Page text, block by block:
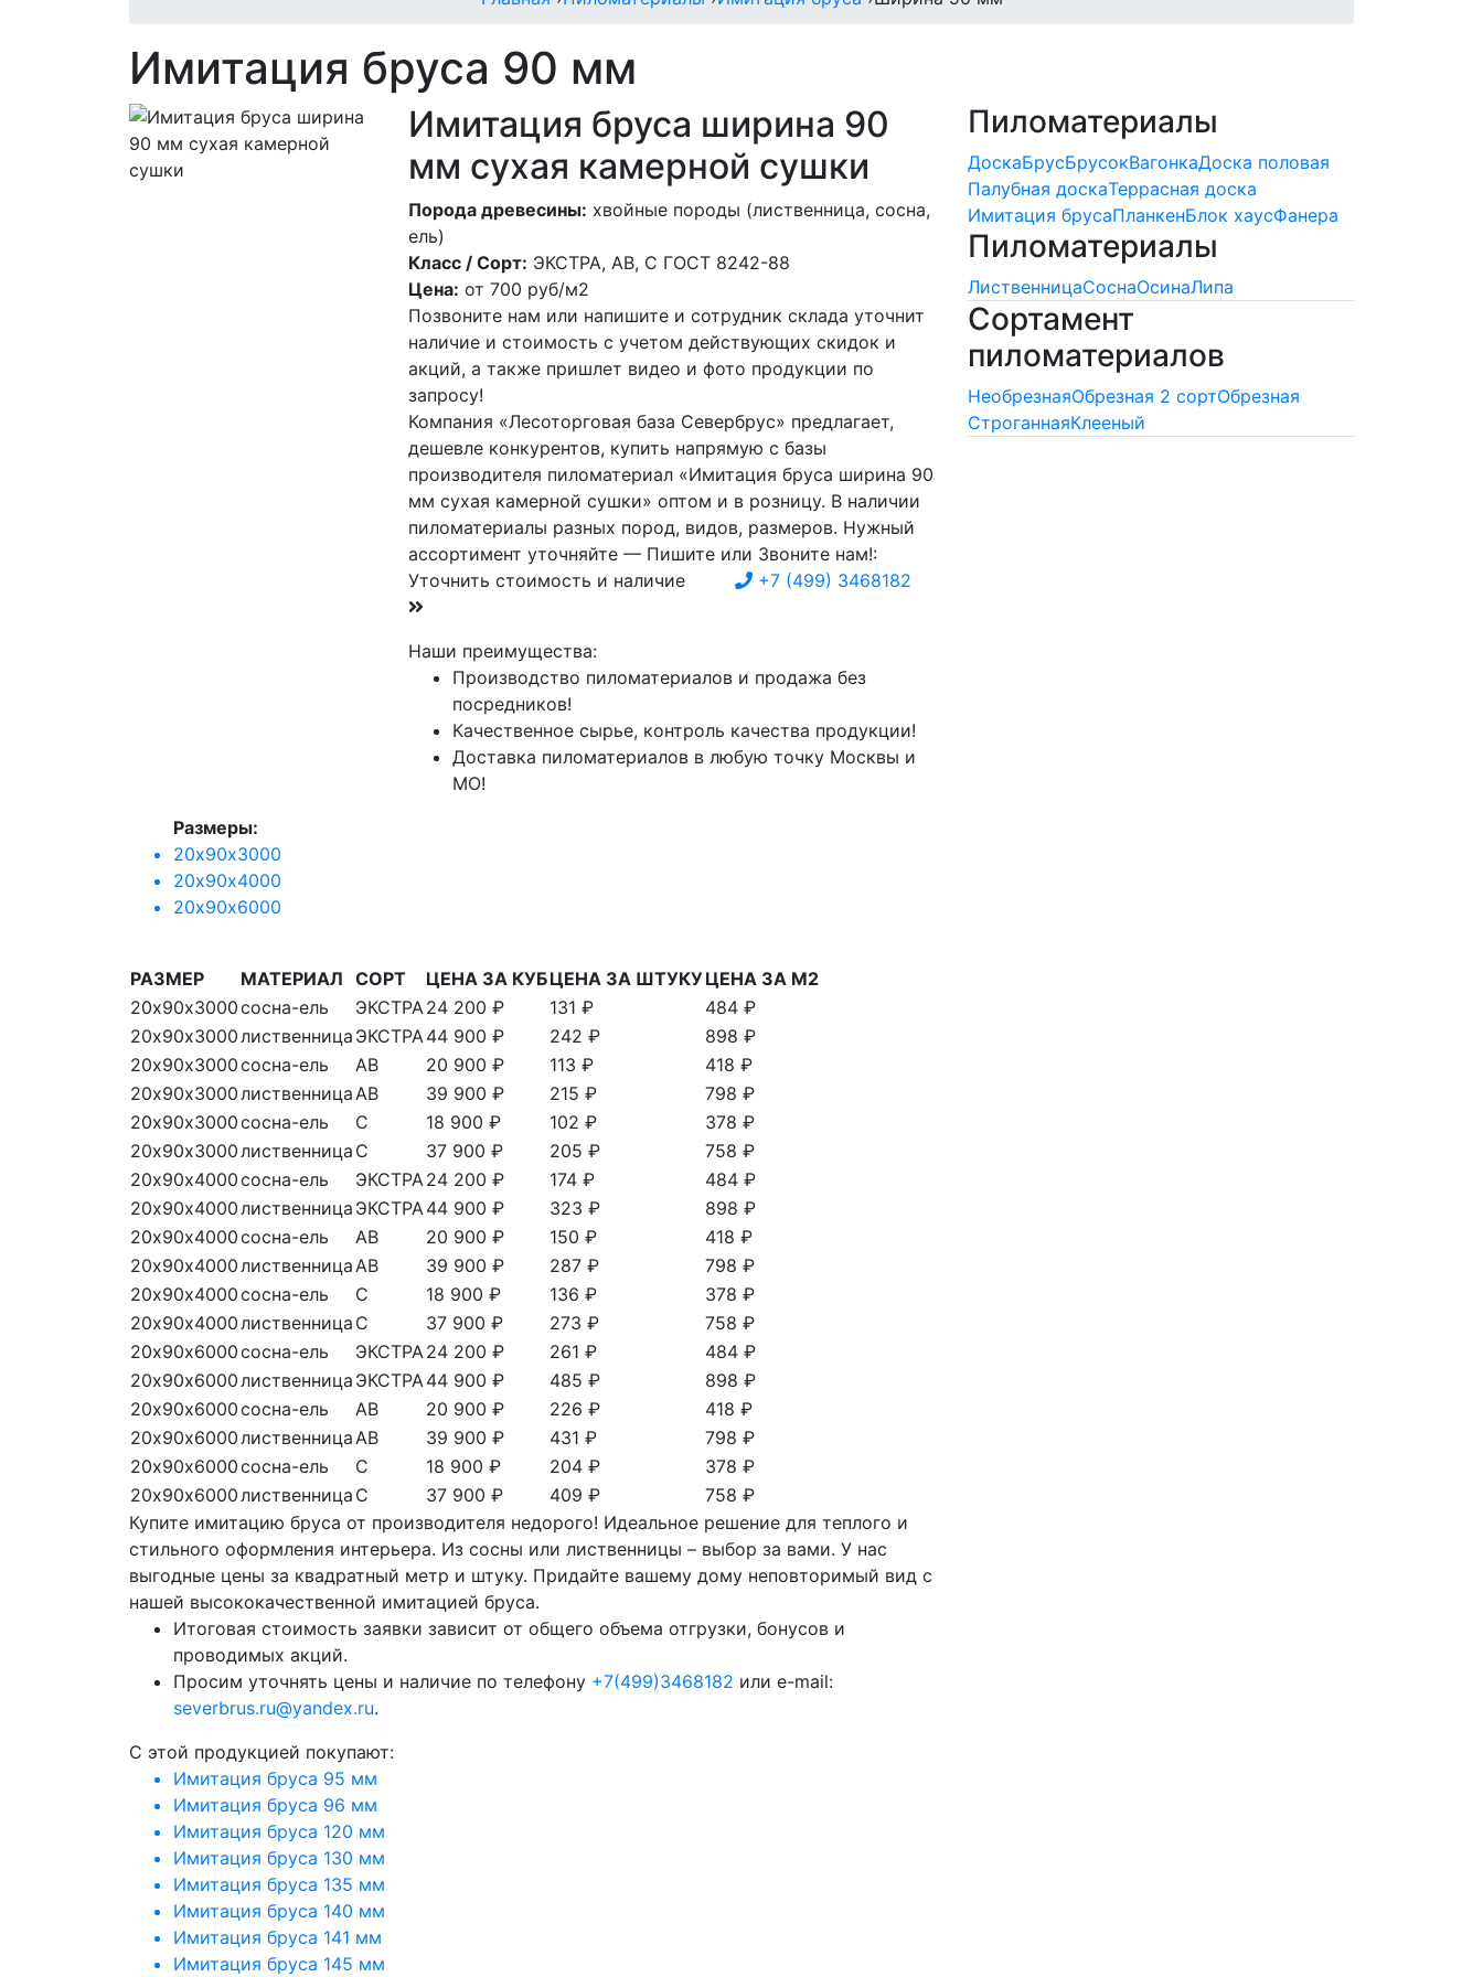
Имитация бруса 90 мм
Имитация бруса ширина 90
мм сухая камерной сушки
Порода древесины: хвойные породы (лиственница, сосна,
ель)
Класс / Сорт: ЭКСТРА, АВ, С ГОСТ 8242-88
Цена: от700 руб/м2
Позвоните нам или напишите и сотрудник склада уточнит
наличие и стоимость с учетом действующих скидок и
акций, а также пришлет видео и фото продукции по
запросу!
Компания «Лесоторговая база Севербрус» предлагает,
дешевле конкурентов, купить напрямую с базы
производителя пиломатериал «Имитация бруса ширина 90
мм сухая камерной сушки» оптом и в розницу. В наличии
пиломатериалы разных пород, видов, размеров. Нужный
ассортимент уточняйте — Пишите или Звоните нам!:
Уточнить стоимость и наличие
+7 (499) 3468182
Наши преимущества:
Производство пиломатериалов и продажа без
посредников!
Качественное сырье, контроль качества продукции!
Доставка пиломатериалов в любую точку Москвы и
МО!
Размеры:
20х90х3000
20х90х4000
20х90х6000
РАЗМЕР МАТЕРИАЛ СОРТ ЦЕНА ЗА КУБЦЕНА ЗА ШТУКУЦЕНА ЗА М2
20х90х3000сосна-ель ЭКСТРА24 200 ₽ 131 ₽
484 ₽
20х90х3000лиственница ЭКСТРА44 900 ₽ 242 ₽
898 ₽
20х90х3000сосна-ель АВ 20 900 ₽ 113 ₽
418 ₽
20х90х3000лиственницаАВ 39 900 ₽ 215 ₽
798 ₽
20х90х3000сосна-ель С 18 900 ₽ 102 ₽
378 ₽
20х90х3000лиственница С 37 900 ₽ 205 ₽
758 ₽
20х90х4000сосна-ель ЭКСТРА24 200 ₽ 174 ₽
484 ₽
20х90х4000лиственница ЭКСТРА44 900 ₽ 323 ₽
898 ₽
20х90х4000сосна-ель АВ 20 900 ₽ 150 ₽
418 ₽
20х90х4000лиственницаАВ 39 900 ₽ 287 ₽
798 ₽
20х90х4000сосна-ель С 18 900 ₽ 136 ₽
378 ₽
20х90х4000лиственница С 37 900 ₽ 273 ₽
758 ₽
20х90х6000сосна-ель ЭКСТРА24 200 ₽ 261 ₽
484 ₽
20х90х6000лиственница ЭКСТРА44 900 ₽ 485 ₽
898 ₽
20х90х6000сосна-ель АВ 20 900 ₽ 226 ₽
418 ₽
20х90х6000лиственницаАВ 39 900 ₽ 431 ₽
798 ₽
20х90х6000сосна-ель С 18 900 ₽ 204 ₽
378 ₽
20х90х6000лиственница С 37 900 ₽ 409 ₽
758 ₽
Купите имитацию бруса от производителя недорого! Идеальное решение для теплого и
стильного оформления интерьера. Из сосны или лиственницы – выбор за вами. У нас
выгодные цены за квадратный метр и штуку. Придайте вашему дому неповторимый вид с
нашей высококачественной имитацией бруса.
Итоговая стоимость заявки зависит от общего объема отгрузки, бонусов и
проводимых акций.
Просим уточнять цены и наличие по телефону +7(499)3468182 или e-mail:
severbrus.ru@yandex.ru.
C этой продукцией покупают:
Имитация бруса 95 мм
Имитация бруса 96 мм
Имитация бруса 120 мм
Имитация бруса 130 мм
Имитация бруса 135 мм
Имитация бруса 140 мм
Имитация бруса 141 мм
Имитация бруса 145 мм
Пиломатериалы
ДоскаБрусБрусокВагонкаДоска половая
Палубная доскаТеррасная доска
Имитация брусаПланкенБлок хаусФанера
Пиломатериалы
ЛиственницаСоснаОсинаЛипа
Сортамент
пиломатериалов
НеобрезнаяОбрезная 2 сортОбрезная
СтроганнаяКлееный